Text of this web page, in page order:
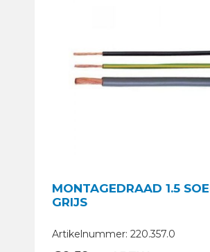
MONTAGEDRAAD 1.5
GRIJS
Artikelnummer: 220.357.0